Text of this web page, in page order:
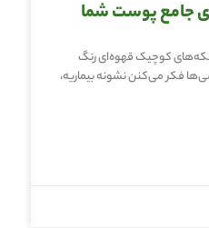
جامع پوست شما
لکه‌های کوچیک قهوه‌ای رنگ
فکر می‌کنن نشونه بیماریه،